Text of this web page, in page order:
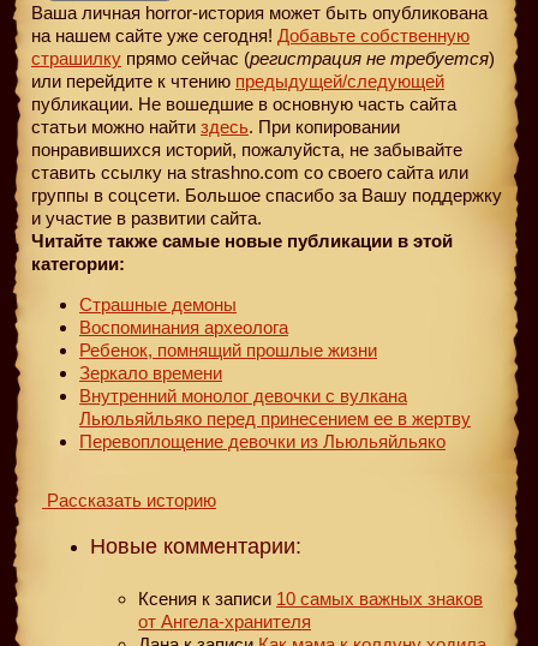
Ваша личная horror-история может быть опубликована
на нашем сайте уже сегодня! Добавьте собственную
страшилку прямо сейчас (регистрация не требуется)
или перейдите к чтению предыдущей/следующей
публикации. Не вошедшие в основную часть сайта
статьи можно найти здесь. При копировании
понравившихся историй, пожалуйста, не забывайте
ставить ссылку на strashno.com со своего сайта или
группы в соцсети. Большое спасибо за Вашу поддержку
и участие в развитии сайта.
Читайте также самые новые публикации в этой
категории:
Страшные демоны
Воспоминания археолога
Ребенок, помнящий прошлые жизни
Зеркало времени
Внутренний монолог девочки с вулкана
Льюльяйльяко перед принесением ее в жертву
Перевоплощение девочки из Льюльяйльяко
Рассказать историю
Новые комментарии:
Ксения к записи 10 самых важных знаков
от Ангела-хранителя